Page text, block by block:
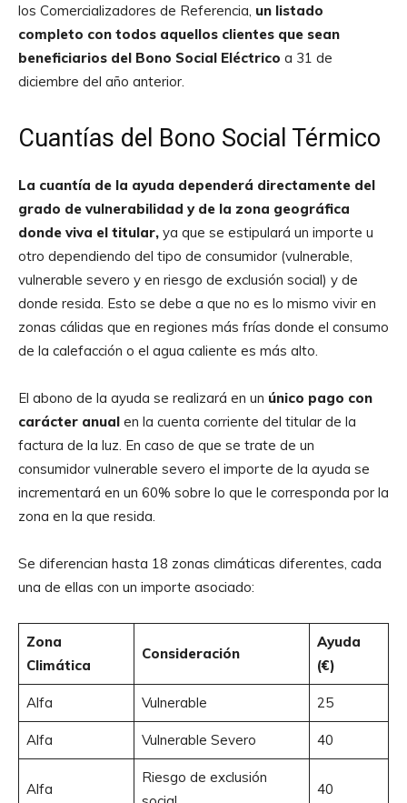
los Comercializadores de Referencia, un listado
completo con todos aquellos clientes que sean
beneficiarios del Bono Social Eléctrico a 31 de
diciembre del año anterior.
Cuantías del Bono Social Térmico
La cuantía de la ayuda dependerá directamente del
grado de vulnerabilidad y de la zona geográfica
donde viva el titular, ya que se estipulará un importe u
otro dependiendo del tipo de consumidor (vulnerable,
vulnerable severo y en riesgo de exclusión social) y de
donde resida. Esto se debe a que no es lo mismo vivir en
zonas cálidas que en regiones más frías donde el consumo
de la calefacción o el agua caliente es más alto.
El abono de la ayuda se realizará en un único pago con
carácter anual en la cuenta corriente del titular de la
factura de la luz. En caso de que se trate de un
consumidor vulnerable severo el importe de la ayuda se
incrementará en un 60% sobre lo que le corresponda por la
zona en la que resida.
Se diferencian hasta 18 zonas climáticas diferentes, cada
una de ellas con un importe asociado:
Zona
Climática
Consideración
Ayuda
(€)
Alfa Vulnerable 25
Alfa Vulnerable Severo 40
Alfa
Riesgo de exclusión
40